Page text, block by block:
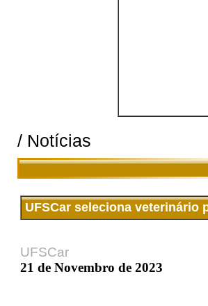
/ Notícias
UFSCar seleciona veterinário
UFSCar
21 de Novembro de 2023